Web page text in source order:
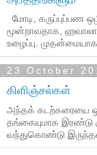
மோடி,
மூன்றாவதாக,
உழைப்பு.
23 October
கிளிஞ்சல்கள்
அந்தக் கடற்கரையை
தங்கையுமாக இரண்டு
வந்துகொண்டு